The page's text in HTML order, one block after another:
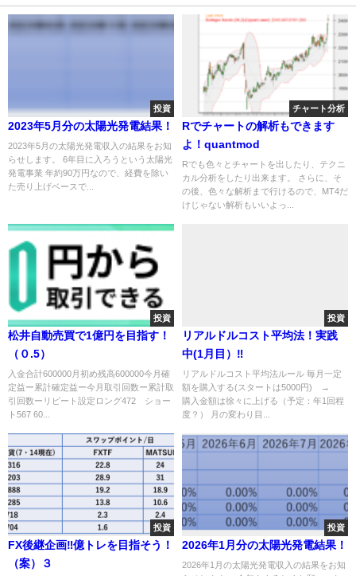
投資
2023年5月分の太陽光発電結果！
2023年5月の太陽光発電収入の結果をお知
らせします。 6年目に入ろうという太陽光
発電事業 年約90万円なので、経費を除い
た売り上げベースで...
チャート分析
Rでチャートの解析もできます
よ！quantmod
Rでも色々とチャートを出したり、テクニ
カル分析をしたり出来ます。 さらに、そ
の後、色々な解析まで行けるので、MT4だ
けじゃない解析もいいよっ...
投資
松井自動売買で1億円を目指す！
（０.5）
入金合計600000月初め残高600000今月確
定益ー累計確定益ー今月取引回数ー累計取
引回数ーリピート設定ロング472 ショー
ト567 60...
投資
リアルドルコスト平均法！実践
中(1月目）‼
リアルドルコスト平均法ルール 毎月一定
額を購入する(スタートは5000円) →
購入金額は徐々に上げる（予定：年1回程
度？） 月の変わり目...
投資
FX後継企画‼億トレを目指そう！
（案）３
投資
2026年1月分の太陽光発電結果！
2026年1月の太陽光発電収入の結果をお知